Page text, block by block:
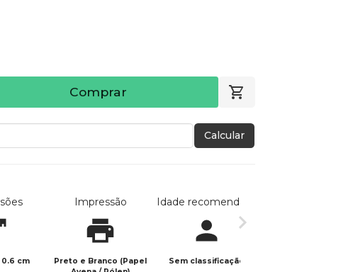
Comprar
Calcular
0.6 cm
Impressão
Preto e Branco (Papel
Idade recomendada
Sem classificação